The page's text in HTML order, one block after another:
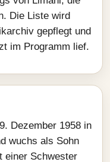
Die Liste wird
gepflegt und
im Programm lief.
Dezember 1958 in
wuchs als Sohn
einer Schwester